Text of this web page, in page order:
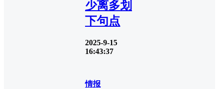
少离多划
下句点
2025-9-15
16:43:37
情报